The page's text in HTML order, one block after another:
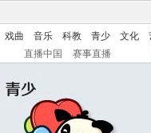
戏曲 音乐 科教 青少 文化
直播中国 赛事直播